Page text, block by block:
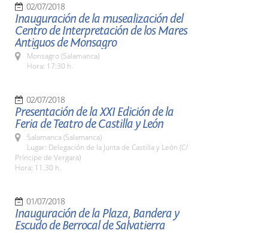
02/07/2018
Inauguración de la musealización del
Centro de Interpretación de los Mares
Antiguos de Monsagro
Monsagro (Salamanca)
Hora: 17:30 h.
02/07/2018
Presentación de la XXI Edición de la
Feria de Teatro de Castilla y León
Salamanca (Salamanca)
Lugar: Delegación de la Junta de Castilla y León (C/
Príncipe de Vergara)
Hora: 11.30 h.
01/07/2018
Inauguración de la Plaza, Bandera y
Escudo de Berrocal de Salvatierra